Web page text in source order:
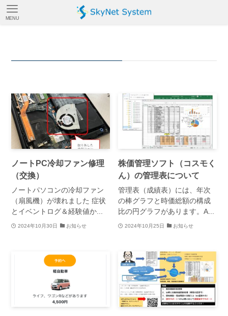
MENU
ノートPC冷却ファン修理
（交換）
ノートパソコンの冷却ファン
（扇風機）が壊れました 症状
とイベントログ＆経験値か...
2024年10月30日 お知らせ
株価管理ソフト（コスモく
ん）の管理表について
管理表（成績表）には、年次
の棒グラフと時価総額の構成
比の円グラフがあります。A...
2024年10月25日 お知らせ